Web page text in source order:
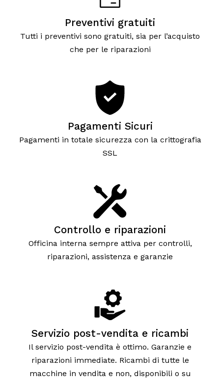
Preventivi gratuiti
Tutti i preventivi sono gratuiti, sia per l’acquisto
che per le riparazioni
Pagamenti Sicuri
Pagamenti in totale sicurezza con la crittografia
SSL
Controllo e riparazioni
Officina interna sempre attiva per controlli,
riparazioni, assistenza e garanzie
Servizio post-vendita e ricambi
Il servizio post-vendita è ottimo. Garanzie e
riparazioni immediate. Ricambi di tutte le
macchine in vendita e non, disponibili o su